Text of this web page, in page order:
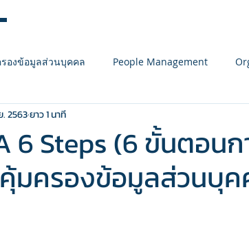
รองข้อมูลส่วนบุคคล People Management
KPI Classroom ห้องเรียนออนไลน์
6 Steps (6 ขั้นตอนก
มครองข้อมูลส่วนบุ
. 2563ยาว 1 นาที